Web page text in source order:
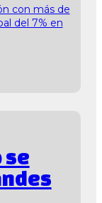
con más de
del 7% en
se